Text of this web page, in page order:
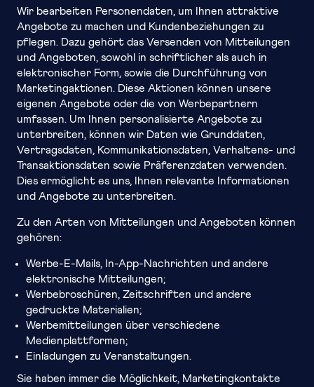
Wir bearbeiten Personendaten, um Ihnen attraktive
Angebote zu machen und Kundenbeziehungen zu
pflegen. Dazu gehört das Versenden von Mitteilungen
und Angeboten, sowohl in schriftlicher als auch in
elektronischer Form, sowie die Durchführung von
Marketingaktionen. Diese Aktionen können unsere
eigenen Angebote oder die von Werbepartnern
umfassen. Um Ihnen personalisierte Angebote zu
unterbreiten, können wir Daten wie Grunddaten,
Vertragsdaten, Kommunikationsdaten, Verhaltens- und
Transaktionsdaten sowie Präferenzdaten verwenden.
Dies ermöglicht es uns, Ihnen relevante Informationen
und Angebote zu unterbreiten.
Zu den Arten von Mitteilungen und Angeboten können
gehören:
Werbe-E-Mails, In-App-Nachrichten und andere
elektronische Mitteilungen;
Werbebroschüren, Zeitschriften und andere
gedruckte Materialien;
Werbemitteilungen über verschiedene
Medienplattformen;
Einladungen zu Veranstaltungen.
Sie haben immer die Möglichkeit, Marketingkontakte